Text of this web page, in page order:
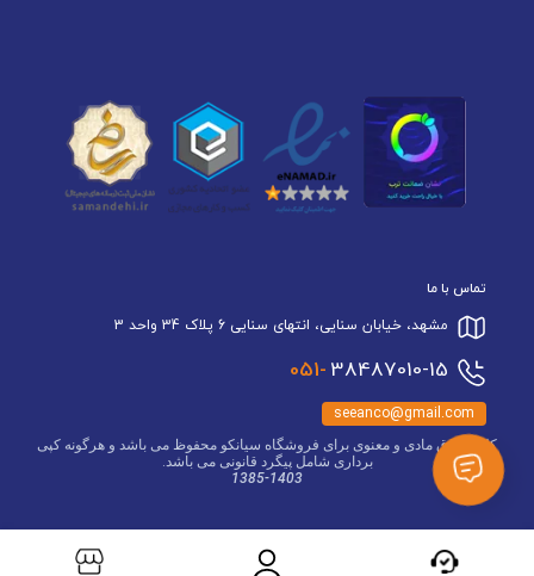
تماس با ما
مشهد، خیابان سنایی، انتهای سنایی 6 پلاک 34 واحد 3
051- 38487010-15
seeanco@gmail.com
کلیه حقوق مادی و معنوی برای فروشگاه سیانکو محفوظ می باشد و هرگونه کپی
برداری شامل پیگرد قانونی می باشد.
1385-1403